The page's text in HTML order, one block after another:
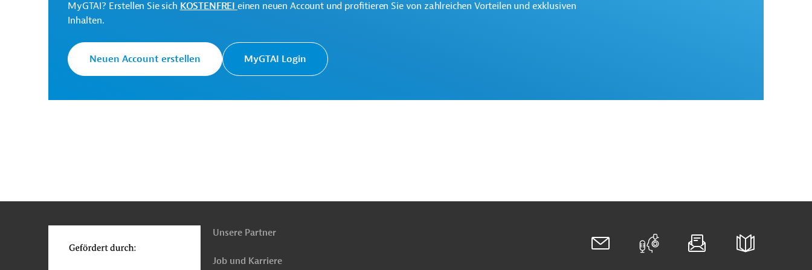
Öffentlicher-Personen-Nahverkehr (ÖPNV)
Öffentlicher Sektor, übergreifend
Umwelttechnik, übergreifend
Umweltverträglichkeit Projekte
MyGTAI? Erstellen Sie sich KOSTENFREI einen neuen Account und profitieren Sie von zahlreichen Vorteilen und exklusiven
Inhalten.
Neuen Account erstellen MyGTAI Login
oben
Unsere Partner
Job und Karriere